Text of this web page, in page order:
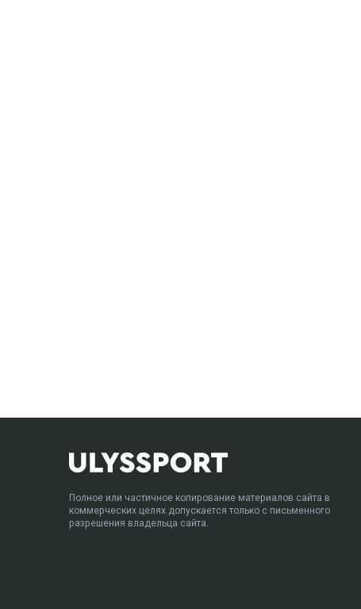
Полное или частичное копирование материалов сайта в
коммерческих целях допускается только с письменного
разрешения владельца сайта.